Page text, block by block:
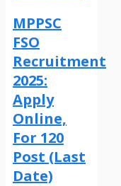
MPPSC
FSO
Recruitment
2025:
Apply
Online,
For 120
Post (Last
Date)